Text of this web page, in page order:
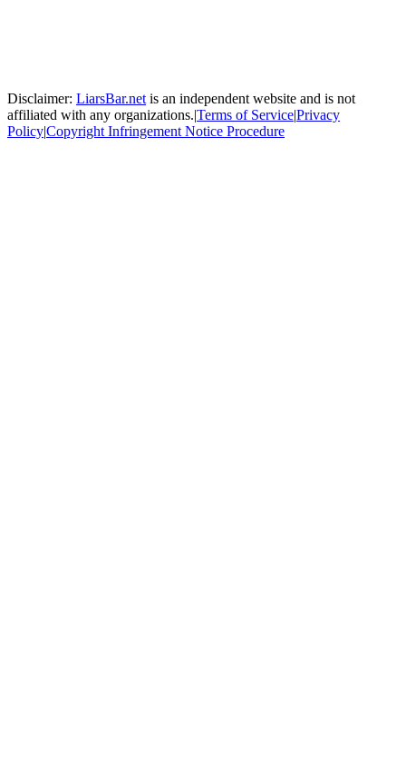
Disclaimer: LiarsBar.net is an independent website and is not
affiliated with any organizations.|Terms of Service|Privacy
Policy|Copyright Infringement Notice Procedure